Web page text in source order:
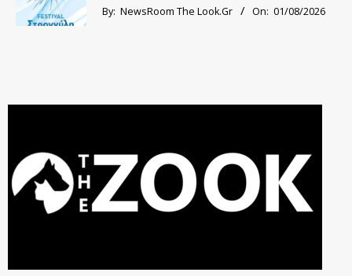
By: NewsRoom The Look.Gr On: 01/08/2026